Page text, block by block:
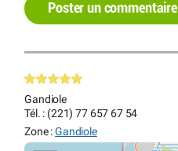
Poster un commentaire
Gandiole
Tél. : (221) 77 657 67 54
Zone :Gandiole